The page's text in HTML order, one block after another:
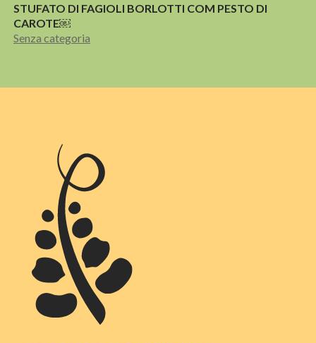
STUFATO DI FAGIOLI BORLOTTI COM PESTO DI
CAROTE￼
Senza categoria